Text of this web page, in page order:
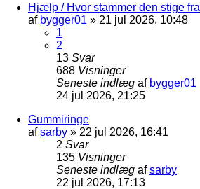
Hjælp / Hvor stammer den stige fra
af bygger01 » 21 jul 2026, 10:48
1
2
13 Svar
688 Visninger
Seneste indlæg af bygger01
24 jul 2026, 21:25
Gummiringe
afsarby » 22 jul 2026, 16:41
2 Svar
135 Visninger
Seneste indlæg afsarby
22 jul 2026, 17:13